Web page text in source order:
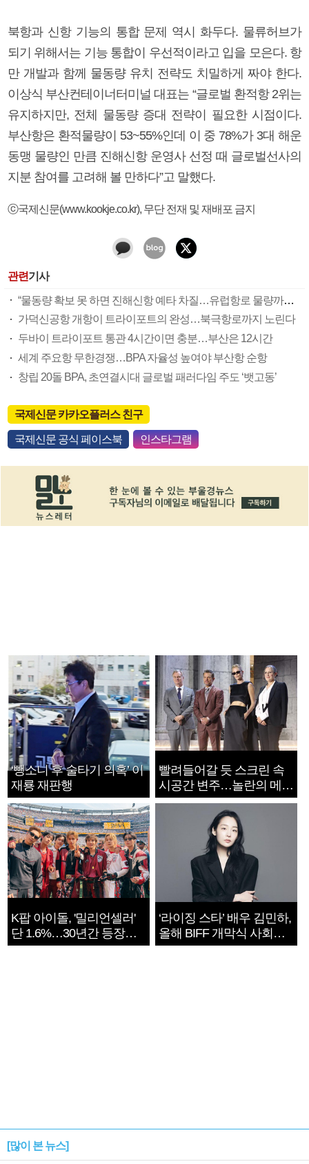
북항과 신항 기능의 통합 문제 역시 화두다. 물류허브가
되기 위해서는 기능 통합이 우선적이라고 입을 모은다. 항
만 개발과 함께 물동량 유치 전략도 치밀하게 짜야 한다.
이상식 부산컨테이너터미널 대표는 “글로벌 환적항 2위는
유지하지만, 전체 물동량 증대 전략이 필요한 시점이다.
부산항은 환적물량이 53~55%인데 이 중 78%가 3대 해운
동맹 물량인 만큼 진해신항 운영사 선정 때 글로벌선사의
지분 참여를 고려해 볼 만하다”고 말했다.
ⓒ국제신문(www.kookje.co.kr), 무단 전재 및 재배포 금지
관련기사
“물동량 확보 못 하면 진해신항 예타 차질…유럽항로 물량까지 뚫어야”
가덕신공항 개항이 트라이포트의 완성…북극항로까지 노린다
두바이 트라이포트 통관 4시간이면 충분…부산은 12시간
세계 주요항 무한경쟁…BPA 자율성 높여야 부산항 순항
창립 20돌 BPA, 초연결시대 글로벌 패러다임 주도 ‘뱃고동’
국제신문 카카오플러스 친구
국제신문 공식 페이스북 인스타그램
‘뺑소니 후 술타기 의혹’ 이
재룡 재판행
빨려들어갈 듯 스크린 속
시공간 변주…놀란의 메시
지는 ‘전쟁 속죄’
K팝 아이돌, '밀리언셀러'
단 1.6%…30년간 등장
1182개팀 전수조사
‘라이징 스타’ 배우 김민하,
올해 BIFF 개막식 사회자
확정
[많이 본 뉴스]